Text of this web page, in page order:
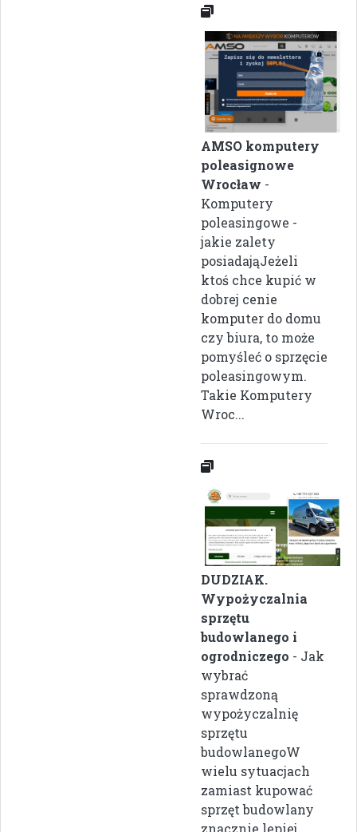
AMSO komputery
poleasignowe
Wrocław -
Komputery
poleasingowe -
jakie zalety
posiadająJeżeli
ktoś chce kupić w
dobrej cenie
komputer do domu
czy biura, to może
pomyśleć o sprzęcie
poleasingowym.
Takie Komputery
Wroc...
DUDZIAK.
Wypożyczalnia
sprzętu
budowlanego i
ogrodniczego - Jak
wybrać
sprawdzoną
wypożyczalnię
sprzętu
budowlanegoW
wielu sytuacjach
zamiast kupować
sprzęt budowlany
znacznie lepiej